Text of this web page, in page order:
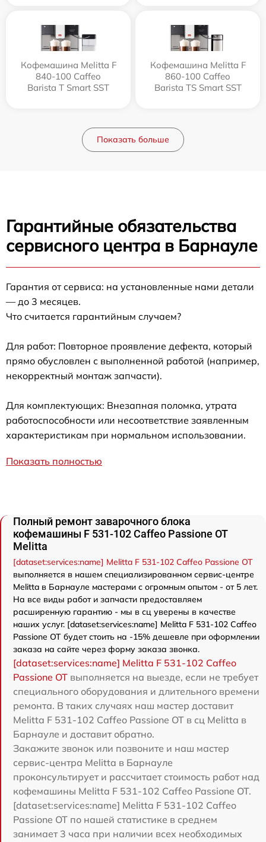
Кофемашина Melitta F
840-100 Caffeo
Barista T Smart SST
Кофемашина Melitta F
860-100 Caffeo
Barista TS Smart SST
Показать больше
Гарантийные обязательства
сервисного центра в Барнауле
Гарантия от сервиса: на установленные нами детали
— до 3 месяцев.
Что считается гарантийным случаем?
Для работ: Повторное проявление дефекта, который
прямо обусловлен с выполненной работой (например,
некорректный монтаж запчасти).
Для комплектующих: Внезапная поломка, утрата
работоспособности или несоответствие заявленным
характеристикам при нормальном использовании.
Показать полностью
Полный ремонт заварочного блока
кофемашины F 531-102 Caffeo Passione OT
Melitta
[dataset:services:name] Melitta F 531-102 Caffeo Passione OT
выполняется в нашем специализированном сервис-центре
Melitta в Барнауле мастерами с огромным опытом - от 5 лет.
На все виды работ и запчасти предоставляем
расширенную гарантию - мы в сц уверены в качестве
наших услуг. [dataset:services:name] Melitta F 531-102 Caffeo
Passione OT будет стоить на -15% дешевле при оформлении
заказа на сайте через форму заказа звонка.
[dataset:services:name] Melitta F 531-102 Caffeo
Passione OT выполняется на выезде, если не требует
специального оборудования и длительного времени
ремонта. В таких случаях наш мастер доставит
Melitta F 531-102 Caffeo Passione OT в сц Melitta в
Барнауле и доставит обратно.
Закажите звонок или позвоните и наш мастер
сервис-центра Melitta в Барнауле
проконсультирует и рассчитает стоимость работ над
кофемашины Melitta F 531-102 Caffeo Passione OT.
[dataset:services:name] Melitta F 531-102 Caffeo
Passione OT по нашей статистике в среднем
занимает 3 часа при наличии всех необходимых